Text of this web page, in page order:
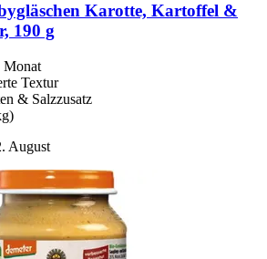
Karotte, Kartoffel &
190 g
Monat
Textur
& Salzzusatz
August